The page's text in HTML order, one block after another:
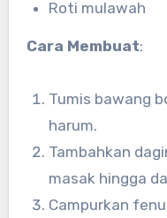
Roti mulawah
Cara Membuat:
Tumis bawang
harum.
Tambahkan
masak hingga
Campurkan